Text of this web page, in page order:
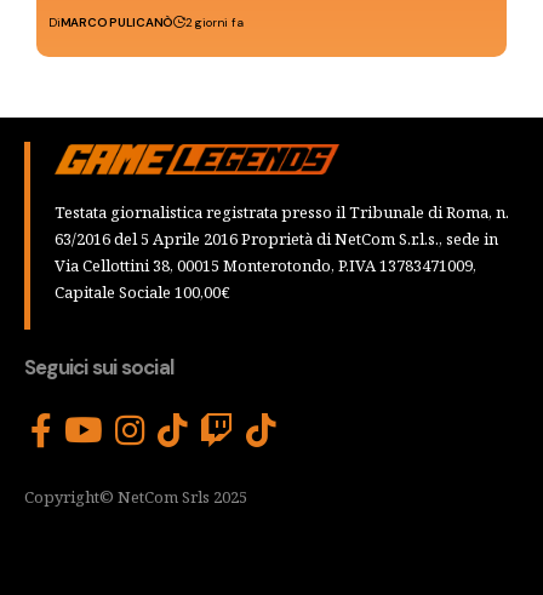
DiMARCO PULICANÒ 2 giorni fa
Testata giornalistica registrata presso il Tribunale di Roma, n.
63/2016 del 5 Aprile 2016 Proprietà di NetCom S.r.l.s., sede in
Via Cellottini 38, 00015 Monterotondo, P.IVA 13783471009,
Capitale Sociale 100,00€
Seguici sui social
Copyright© NetCom Srls 2025